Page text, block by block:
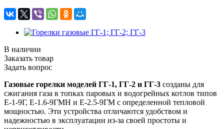
В наличии
Заказать товар
Задать вопрос
Газовые горелки моделей ГГ-1, ГГ-2 и ГГ-3 созданы для
сжигания газа в топках паровых и водогрейных котлов типов
Е-1-9Г, Е-1.6-9ГМН и Е-2.5-9ГМ с определенной тепловой
мощностью. Эти устройства отличаются удобством и
надежностью в эксплуатации из-за своей простоты и